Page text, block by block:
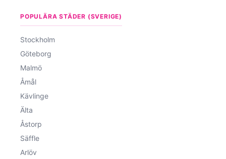
POPULÄRA STÄDER (SVERIGE)
Stockholm
Göteborg
Malmö
Åmål
Kävlinge
Älta
Åstorp
Säffle
Arlöv